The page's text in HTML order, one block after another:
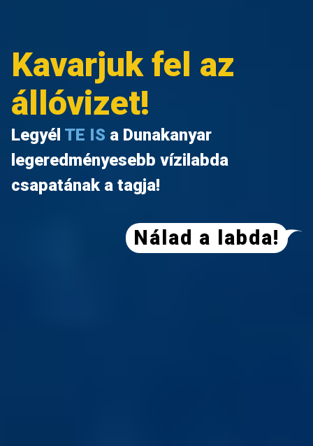
Kavarjuk fel az
állóvizet!
Legyél TE IS a Dunakanyar
legeredményesebb vízilabda
csapatának a tagja!
Nálad a labda!